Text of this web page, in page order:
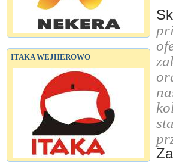
ITAKA WEJHEROWO